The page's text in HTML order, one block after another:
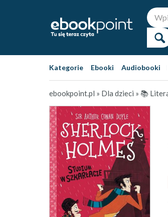
Kategorie Ebooki Audiobooki
ebookpoint.pl » Dla dzieci » 📚